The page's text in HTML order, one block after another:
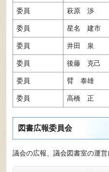
委員 萩原 渉
委員 星名 建市
委員 井田 泉
委員 後藤 克己
委員 臂 泰雄
委員 高橋 正
図書広報委員会
議会の広報、議会図書室の運営